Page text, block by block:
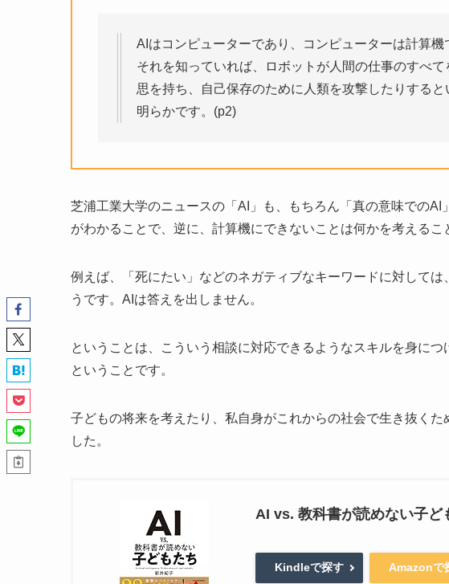
AIはコンピューターであり、コンピューターは計算機
それを知っていれば、ロボットが人間の仕事のすべ
思を持ち、自己保存のために人類を攻撃したりする
明らかです。(p2)
芝浦工業大学のニュースの「AI」も、もちろん「真の意味での
がわかることで、逆に、計算機にできないことは何かを考えるこ
例えば、「死にたい」などのネガティブなキーワードに対して
うです。AIは答えを出しません。
ということは、こういう相談に対応できるようなスキルを身に
ということです。
子どもの将来を考えたり、私自身がこれからの社会で生き抜く
した。
AI vs. 教科書が読めない子ど
Kindleで探す Amazonで